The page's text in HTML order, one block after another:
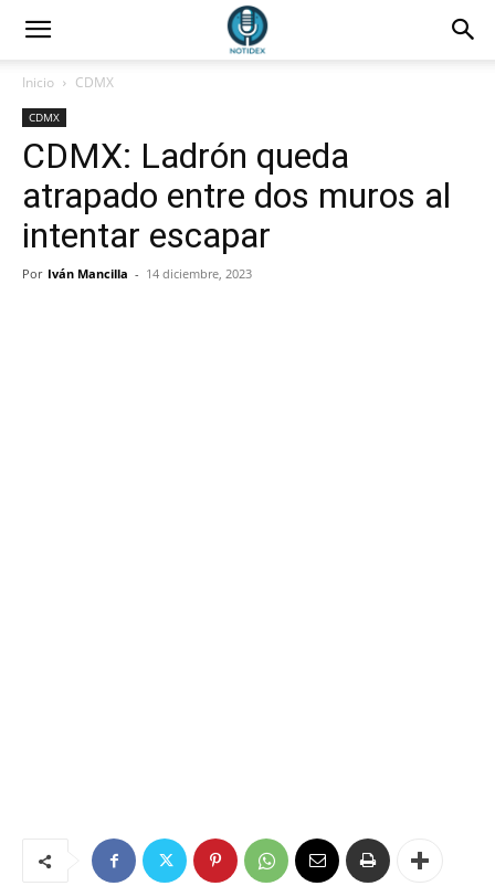
Inicio CDMX
CDMX
CDMX: Ladrón queda
atrapado entre dos muros al
intentar escapar
Por Iván Mancilla - 14 diciembre, 2023